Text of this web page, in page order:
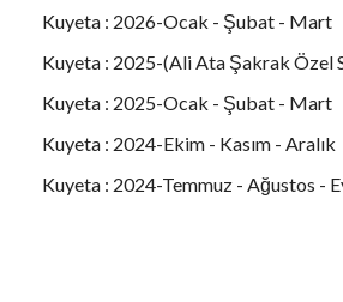
Kuyeta : 2026-Ocak - Şubat - Mart
Kuyeta : 2025-(Ali Ata Şakrak Özel
Kuyeta : 2025-Ocak - Şubat - Mart
Kuyeta : 2024-Ekim - Kasım - Aralık
Kuyeta : 2024-Temmuz - Ağustos -